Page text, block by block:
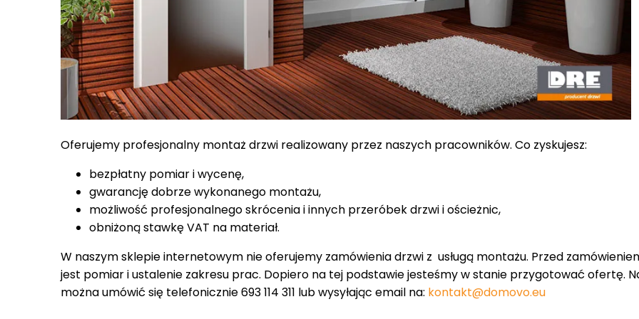
Oferujemy profesjonalny montaż drzwi realizowany przez naszych pracowników. Co zyskujesz:
bezpłatny pomiar i wycenę,
gwarancję dobrze wykonanego montażu,
możliwość profesjonalnego skrócenia i innych przeróbek drzwi i ościeżnic,
obniżoną stawkę VAT na materiał.
W naszym sklepie internetowym nie oferujemy zamówienia drzwi z usługą montażu. Przed
jest pomiar i ustalenie zakresu prac. Dopiero na tej podstawie jesteśmy w stanie przygotować ofertę.
można umówić się telefonicznie 693 114 311 lub wysyłając email na: kontakt@domovo.eu